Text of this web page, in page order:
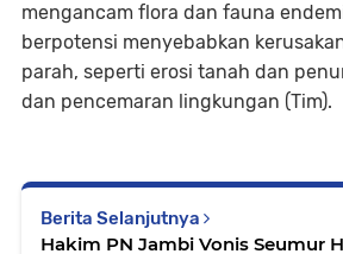
mengancam flora dan fauna
berpotensi menyebabkan
parah, seperti erosi tanah dan
dan pencemaran lingkungan (Tim).
Berita Selanjutnya
Hakim PN Jambi Vonis Seumur